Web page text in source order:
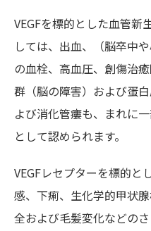
VEGFを標的とした血管新
しては、出血、（脳卒中
の血栓、高血圧、創傷治
群（脳の障害）および蛋
よび消化管瘻も、まれに
として認められます。
VEGFレセプターを標的と
感、下痢、生化学的甲状
全および毛髪変化などの